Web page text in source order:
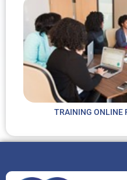
TRAINING ONLINE